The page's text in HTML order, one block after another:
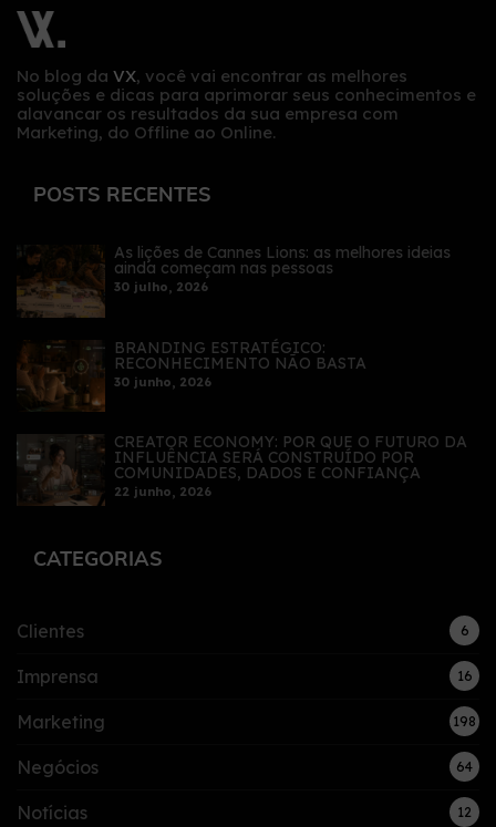
No blog da VX, você vai encontrar as melhores
soluções e dicas para aprimorar seus conhecimentos e
alavancar os resultados da sua empresa com
Marketing, do Offline ao Online.
POSTS RECENTES
As lições de Cannes Lions: as melhores ideias
ainda começam nas pessoas
30 julho, 2026
BRANDING ESTRATÉGICO:
RECONHECIMENTO NÃO BASTA
30 junho, 2026
CREATOR ECONOMY: POR QUE O FUTURO DA
INFLUÊNCIA SERÁ CONSTRUÍDO POR
COMUNIDADES, DADOS E CONFIANÇA
22 junho, 2026
CATEGORIAS
Clientes 6
Imprensa 16
Marketing 198
Negócios 64
Notícias 12